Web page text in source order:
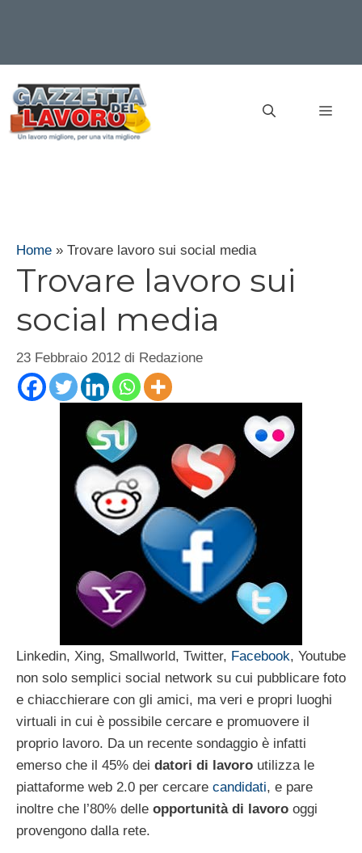
contenuto
Home » Trovare lavoro sui social media
Trovare lavoro sui
social media
23 Febbraio 2012 di Redazione
Linkedin, Xing, Smallworld, Twitter, Facebook, Youtube
non solo semplici social network su cui pubblicare foto
e chiacchierare con gli amici, ma veri e propri luoghi
virtuali in cui è possibile cercare e promuovere il
proprio lavoro. Da un recente sondaggio è infatti
emerso che il 45% dei datori di lavoro utilizza le
piattaforme web 2.0 per cercare candidati, e pare
inoltre che l’80% delle opportunità di lavoro oggi
provengono dalla rete.